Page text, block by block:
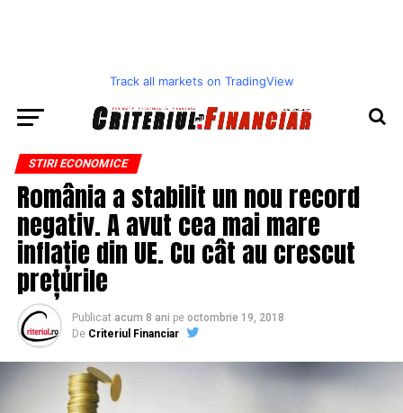
Track all markets on TradingView
STIRI ECONOMICE
România a stabilit un nou record
negativ. A avut cea mai mare
inflație din UE. Cu cât au crescut
prețurile
Publicat acum 8 ani pe octombrie 19, 2018
De Criteriul Financiar